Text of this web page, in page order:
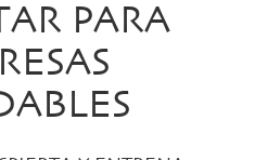
PARA